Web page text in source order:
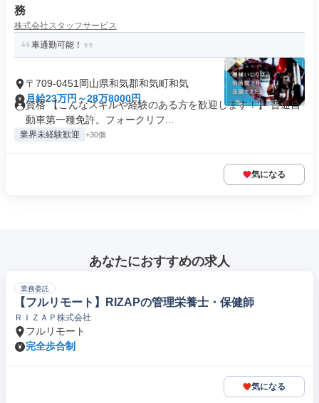
務
株式会社スタッフサービス
車通勤可能！
〒709-0451岡山県和気郡和気町和気
月給23万円～28万8000円
資格 【こんなスキルや経験のある方を歓迎します！】 普通自
動車第一種免許。フォークリフ...
業界未経験歓迎 +30個
気になる
あなたにおすすめの求人
業務委託
【フルリモート】RIZAPの管理栄養士・保健師
ＲＩＺＡＰ株式会社
フルリモート
完全歩合制
気になる